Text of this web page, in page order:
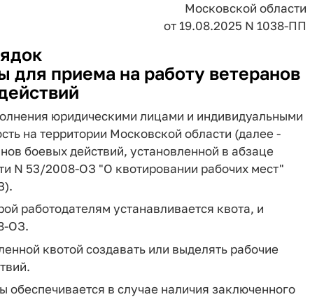
Московской области
от 19.08.2025 N 1038-ПП
для приема на работу ветеранов
юридическими лицами и индивидуальными
на территории Московской области (далее -
боевых действий, установленной в абзаце
N 53/2008-ОЗ "О квотировании рабочих мест"
работодателям устанавливается квота, и
ОЗ.
квотой создавать или выделять рабочие
в случае наличия заключенного